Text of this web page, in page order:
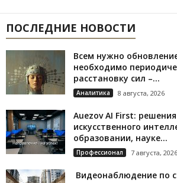
ПОСЛЕДНИЕ НОВОСТИ
Всем нужно
необходимо
расстановку сил –...
Аналитика 8 августа, 2026
Auezov AI First:
искусственного
образовании, науке...
Профессионал 7 августа, 2026
Видеонаблюдение по